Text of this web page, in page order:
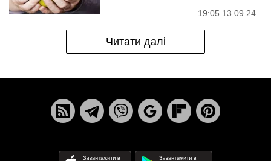
19:05 13.09.24
Читати далі